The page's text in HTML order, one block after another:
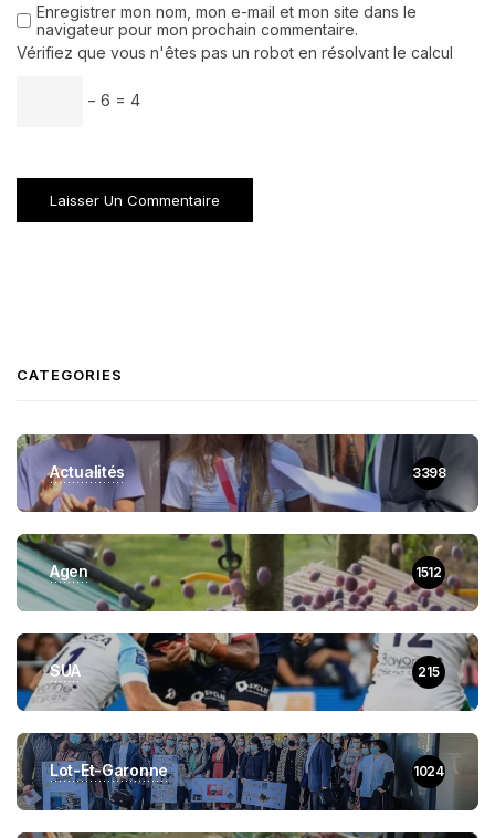
Enregistrer mon nom, mon e-mail et mon site dans le
navigateur pour mon prochain commentaire.
Vérifiez que vous n'êtes pas un robot en résolvant le calcul
− 6 = 4
CATEGORIES
Actualités 3398
Agen 1512
SUA 215
Lot-Et-Garonne 1024